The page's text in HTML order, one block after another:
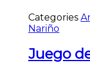
Categories
Nariño
Juego